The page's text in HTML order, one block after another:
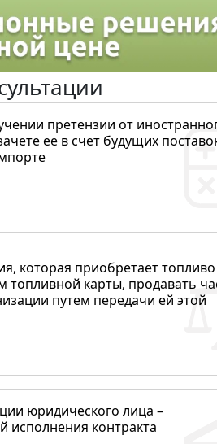
претензии от
ее в счет будущих
которая приобретает
топливной карты, продавать
путем передачи ей этой
юридического лица –
исполнения контракта